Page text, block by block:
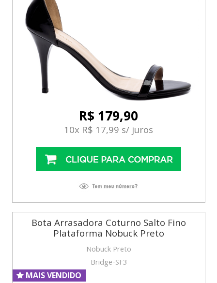
R$ 179,90
10x R$ 17,99 s/ juros
Bota Arrasadora Coturno Salto Fino
Plataforma Nobuck Preto
Nobuck Preto
Bridge-SF3
MAIS VENDIDO